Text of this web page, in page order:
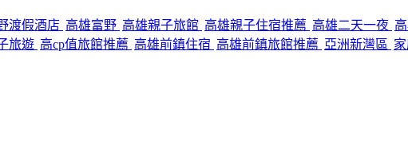
渡假酒店 高雄富野 高雄親子旅館 高雄親子住宿推薦 高雄二天一夜
旅遊 高cp值旅館推薦 高雄前鎮住宿 高雄前鎮旅館推薦 亞洲新灣區